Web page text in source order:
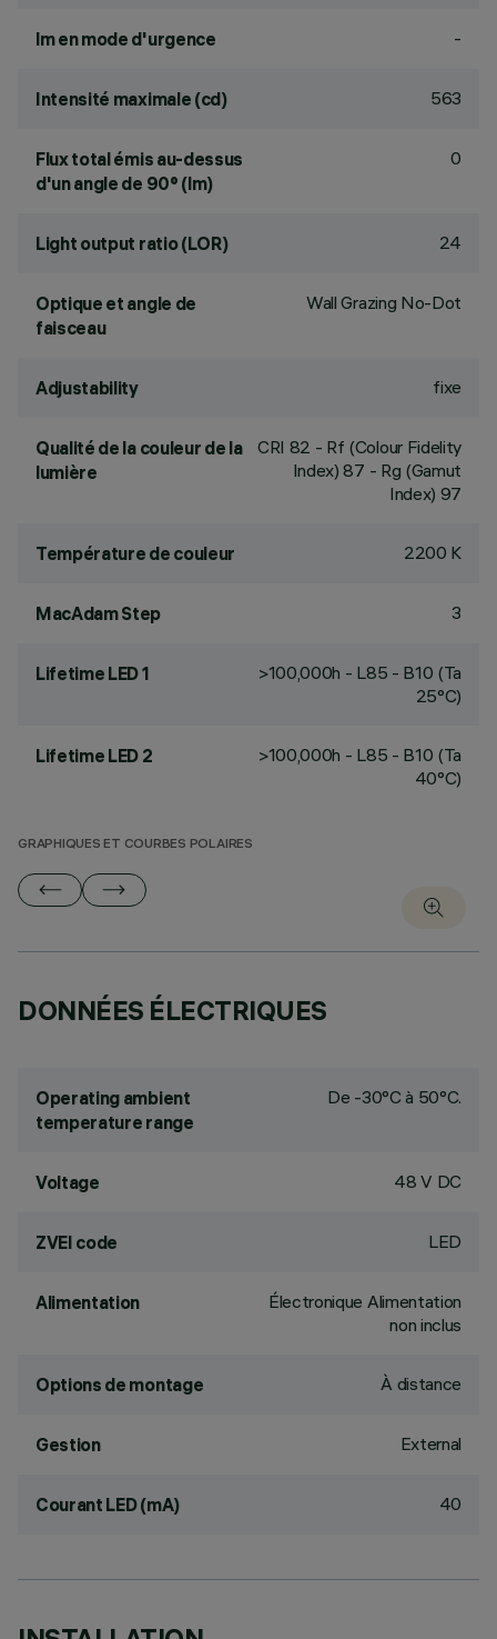
lm en mode d'urgence -
Intensité maximale (cd) 563
Flux total émis au-dessus
d'un angle de 90° (lm)
0
Light output ratio (LOR) 24
Optique et angle de
faisceau
Wall Grazing No-Dot
Adjustability fixe
Qualité de la couleur de la
lumière
CRI 82 - Rf (Colour Fidelity
Index) 87 - Rg (Gamut
Index) 97
Température de couleur 2200 K
MacAdam Step 3
Lifetime LED 1
>100,000h - L85 - B10 (Ta
25°C)
Lifetime LED 2
>100,000h - L85 - B10 (Ta
40°C)
GRAPHIQUES ET COURBES POLAIRES
DONNÉES ÉLECTRIQUES
Operating ambient
temperature range
De -30°C à 50°C.
Voltage 48 V DC
ZVEI code LED
Alimentation
Électronique Alimentation
non inclus
Options de montage À distance
Gestion External
Courant LED (mA) 40